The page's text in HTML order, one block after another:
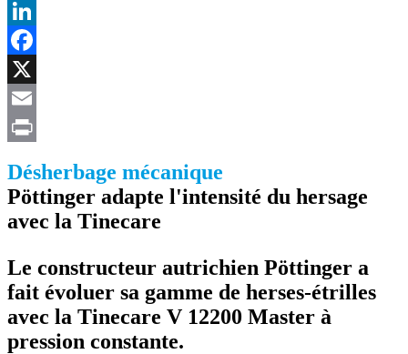
Share
LinkedIn
Facebook
X
Email
Désherbage mécanique
Pöttinger adapte l'intensité du hersage
avec la Tinecare
Le constructeur autrichien Pöttinger a
fait évoluer sa gamme de herses-étrilles
avec la Tinecare V 12200 Master à
pression constante.